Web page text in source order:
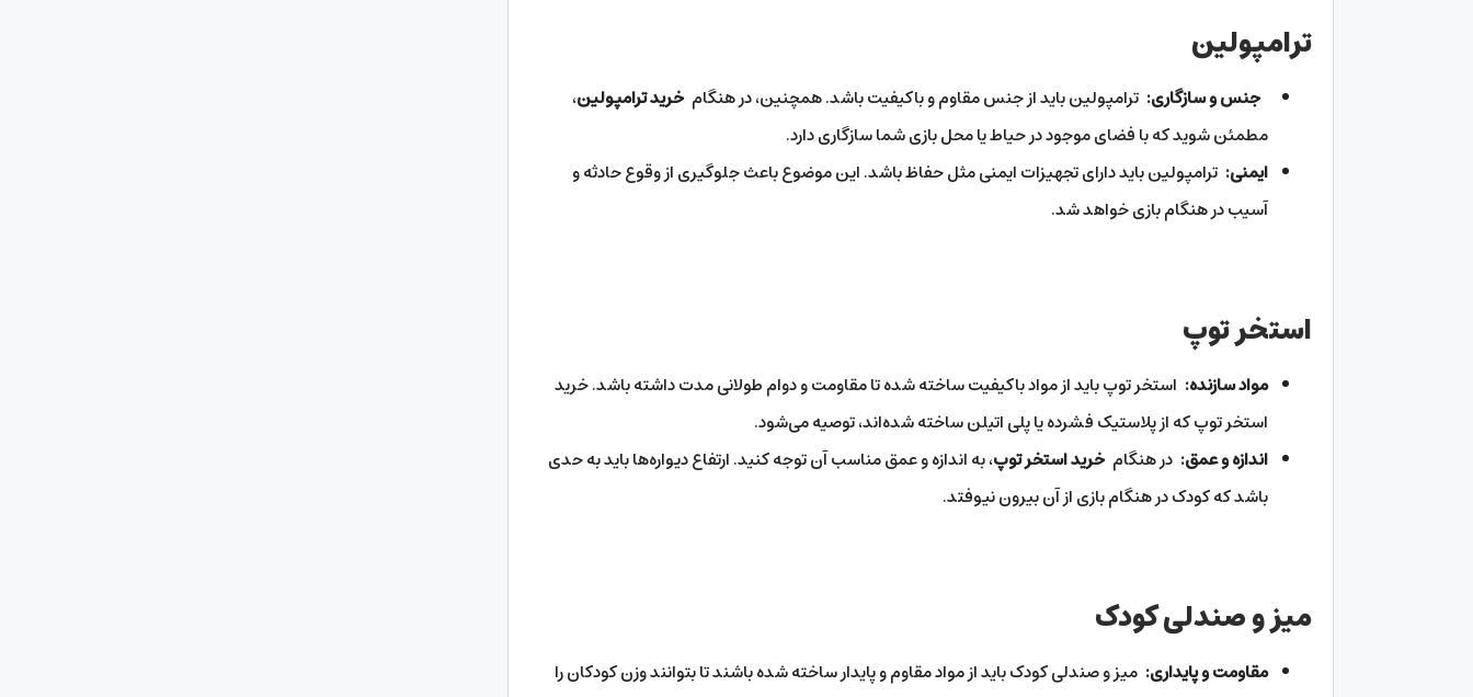
ترامپولین
جنس و سازگاری: ترامپولین باید از جنس مقاوم و باکیفیت باشد. همچنین، در هنگامخرید ترامپولین،
مطمئن شوید که با فضای موجود در حیاط یا محل بازی شما سازگاری دارد.
ایمنی: ترامپولین باید دارای تجهیزات ایمنی مثل حفاظ‌ باشد. این موضوع باعث جلوگیری از وقوع حادثه و
آسیب در هنگام بازی خواهد شد.
استخر توپ
مواد سازنده: استخر توپ باید از مواد باکیفیت ساخته شده تا مقاومت و دوام طولانی مدت داشته باشد. خرید
استخر توپ که از پلاستیک فشرده یا پلی اتیلن ساخته شده‌اند، توصیه می‌شود.
اندازه و عمق: در هنگامخرید استخر توپ، به اندازه و عمق مناسب آن توجه کنید. ارتفاع دیواره‌ها باید به حدی
باشد که کودک در هنگام بازی از آن بیرون نیوفتد.
میز و صندلی کودک
مقاومت و پایداری: میز و صندلی کودک باید از مواد مقاوم و پایدار ساخته شده باشند تا بتوانند وزن کودکان را